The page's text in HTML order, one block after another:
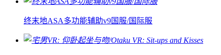
终末地ASA多功能辅助v9国服/国际服